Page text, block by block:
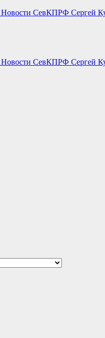
Новости СевКПРФ Сергей
Новости СевКПРФ Сергей